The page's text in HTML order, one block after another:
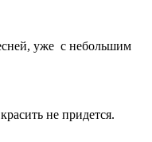
уже с небольшим
не придется.